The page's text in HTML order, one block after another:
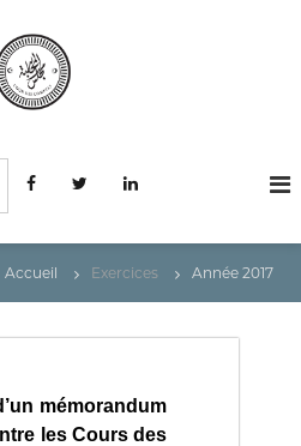
e
m
Accueil Exercices Année 2017
mémorandum
les Cours des